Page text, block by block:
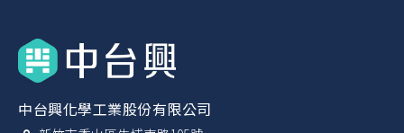
中台興化學工業股份有限公司